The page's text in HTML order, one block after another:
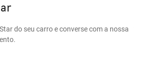
do seu carro e converse com a nossa